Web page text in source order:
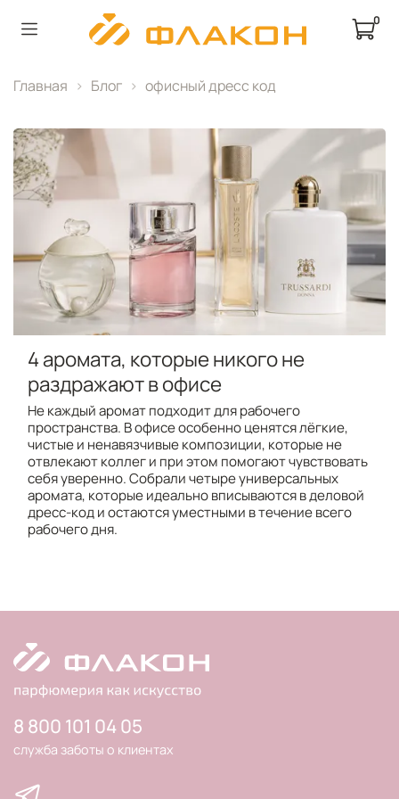
0
Главная Блог офисный дресс код
4 аромата, которые никого не
раздражают в офисе
Не каждый аромат подходит для рабочего
пространства. В офисе особенно ценятся лёгкие,
чистые и ненавязчивые композиции, которые не
отвлекают коллег и при этом помогают чувствовать
себя уверенно. Собрали четыре универсальных
аромата, которые идеально вписываются в деловой
дресс-код и остаются уместными в течение всего
рабочего дня.
8 800 101 04 05
служба заботы о клиентах